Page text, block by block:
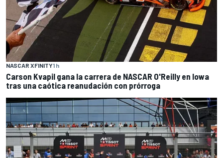
NASCAR XFINITY1 h
Carson Kvapil gana la carrera de NASCAR O'Reilly en Iowa
tras una caótica reanudación con prórroga